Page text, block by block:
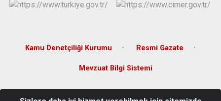
Kamu Denetçiliği Kurumu Resmi Gazate
Mevzuat Bilgi Sistemi